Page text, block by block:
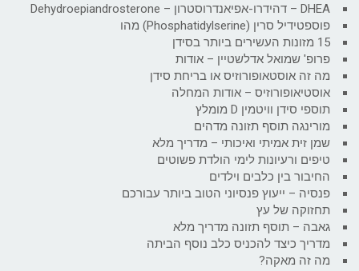
DHEA – דהידרו-אפיאנדרוסטרון – Dehydroepiandrosterone
פוספטידיל סרין (Phosphatidylserine) מהו
15 מזונות העשירים ביותר בסידן
פרופ' שמואל אדלשטיין – אודות
מה זה אוסטאופורוזיס או בריחת סידן
אוסטיאופורוזיס – אודות המחלה
תוספי סידן וויטמין D מומלץ
מורינגה תוסף תזונה מדהים
שמן זית אמיתי ואיכותי – מדריך מלא
טיפים ורעיונות לימי הולדת פשוטים
החיבור בין כלבים וילדים
פנסיה – ייעוץ פנסיוני הטוב ביותר עבורכם
תחזוקה של עץ
גאבה – תוסף תזונה מדריך מלא
מדריך כיצד להכניס כלב נוסף הביתה
מה זה מאקה?